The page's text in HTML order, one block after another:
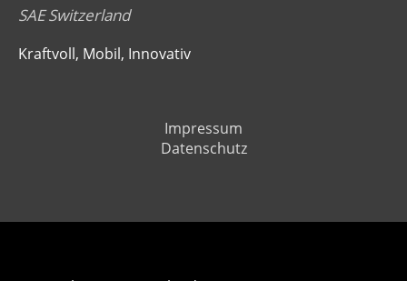
SAE Switzerland
Kraftvoll, Mobil, Innovativ
Impressum
Datenschutz